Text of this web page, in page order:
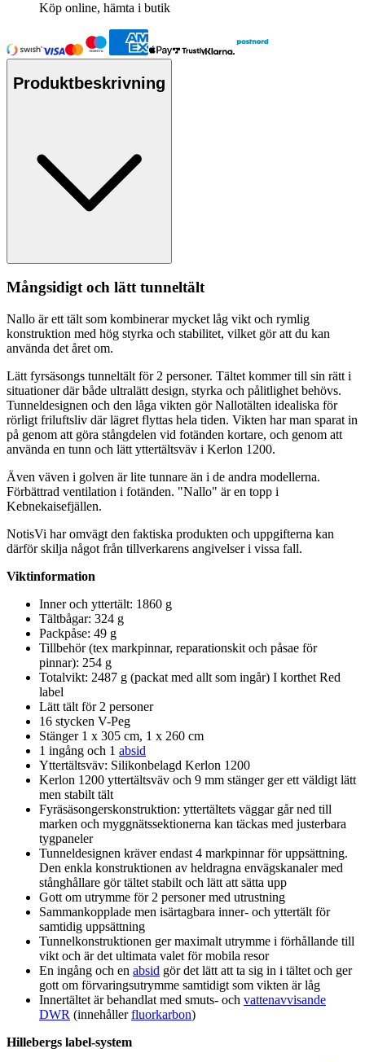
Köp online, hämta i butik
Produktbeskrivning
Mångsidigt och lätt tunneltält
Nallo är ett tält som kombinerar mycket låg vikt och rymlig
konstruktion med hög styrka och stabilitet, vilket gör att du kan
använda det året om.
Lätt fyrsäsongs tunneltält för 2 personer. Tältet kommer till sin rätt i
situationer där både ultralätt design, styrka och pålitlighet behövs.
Tunneldesignen och den låga vikten gör Nallotälten idealiska för
rörligt friluftsliv där lägret flyttas hela tiden. Vikten har man sparat in
på genom att göra stångdelen vid fotänden kortare, och genom att
använda en tunn och lätt yttertältsväv i Kerlon 1200.
Även väven i golven är lite tunnare än i de andra modellerna.
Förbättrad ventilation i fotänden. "Nallo" är en topp i
Kebnekaisefjällen.
NotisVi har omvägt den faktiska produkten och uppgifterna kan
därför skilja något från tillverkarens angivelser i vissa fall.
Viktinformation
Inner och yttertält: 1860 g
Tältbågar: 324 g
Packpåse: 49 g
Tillbehör (tex markpinnar, reparationskit och påsae för
pinnar): 254 g
Totalvikt: 2487 g (packat med allt som ingår) I korthet Red
label
Lätt tält för 2 personer
16 stycken V-Peg
Stänger 1 x 305 cm, 1 x 260 cm
1 ingång och 1 absid
Yttertältsväv: Silikonbelagd Kerlon 1200
Kerlon 1200 yttertältsväv och 9 mm stänger ger ett väldigt lätt
men stabilt tält
Fyräsäsongerskonstruktion: yttertältets väggar går ned till
marken och myggnätssektionerna kan täckas med justerbara
tygpaneler
Tunneldesignen kräver endast 4 markpinnar för uppsättning.
Den enkla konstruktionen av heldragna envägskanaler med
stånghållare gör tältet stabilt och lätt att sätta upp
Gott om utrymme för 2 personer med utrustning
Sammankopplade men isärtagbara inner- och yttertält för
samtidig uppsättning
Tunnelkonstruktionen ger maximalt utrymme i förhållande till
vikt och är det ultimata valet för mobila resor
En ingång och en absid gör det lätt att ta sig in i tältet och ger
gott om förvaringsutrymme samtidigt som vikten är låg
Innertältet är behandlat med smuts- och vattenavvisande
DWR (innehållerfluorkarbon)
Hillebergs label-system